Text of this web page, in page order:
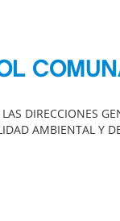
DIRECCIONES
AMBIENTAL Y